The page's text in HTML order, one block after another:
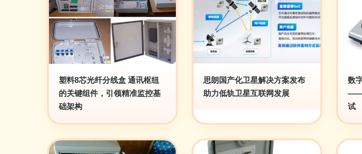
塑料8芯光纤分线盒 通讯枢纽
的关键组件，引领精准监控基
础架构
思朗国产化卫星解决方案发布
助力低轨卫星互联网发展
数
——
试